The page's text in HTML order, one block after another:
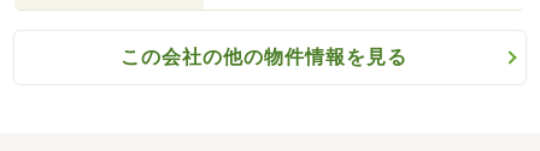
この会社の他の物件情報を見る